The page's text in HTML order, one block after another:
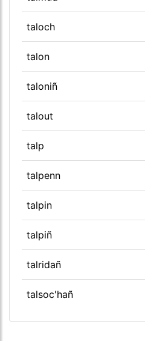
taloch
talon
taloniñ
talout
talp
talpenn
talpin
talpiñ
talridañ
talsoc'hañ